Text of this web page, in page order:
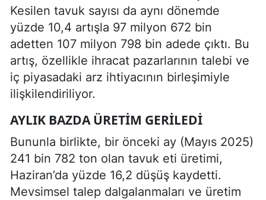
Kesilen tavuk sayısı da aynı dönemde
yüzde 10,4 artışla 97 milyon 672 bin
adetten 107 milyon 798 bin adede çıktı. Bu
artış, özellikle ihracat pazarlarının talebi ve
iç piyasadaki arz ihtiyacının birleşimiyle
ilişkilendiriliyor.
AYLIK BAZDA ÜRETIM GERILEDI
Bununla birlikte, bir önceki ay (Mayıs 2025)
241 bin 782 ton olan tavuk eti üretimi,
Haziran’da yüzde 16,2 düşüş kaydetti.
Mevsimsel talep dalgalanmaları ve üretim